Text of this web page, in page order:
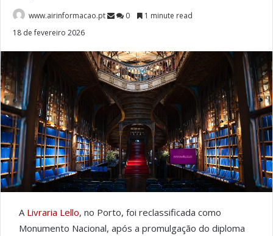
www.airinformacao.pt 0
1 minute read
18 de fevereiro 2026
A Livraria Lello, no Porto, foi reclassificada como
Monumento Nacional, após a promulgação do diploma